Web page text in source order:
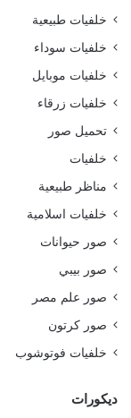
خلفيات طبيعية
خلفيات سوداء
خلفيات موبايل
خلفيات زرقاء
تحميل صور
خلفيات
مناظر طبيعية
خلفيات اسلامية
صور حيوانات
صور بيبي
صور علم مصر
صور كرتون
خلفيات فوتوشوب
ديكورات